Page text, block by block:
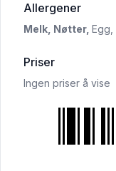
Allergeneri
Melk, Nøtter, Egg,
Priser
Ingen priser å vise